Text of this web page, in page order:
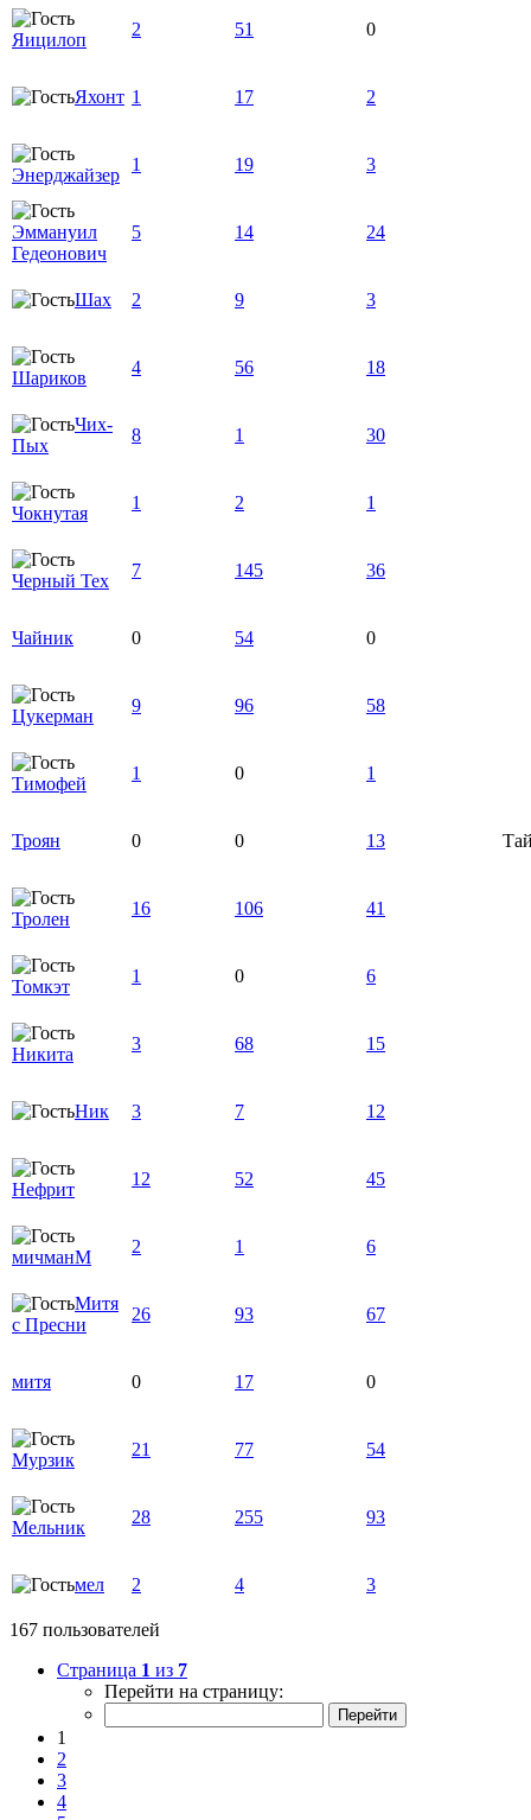
Яицилоп
2 51 0
Яхонт 1 17 2
Энерджайзер
1 19 3
Эммануил
Гедеонович
5 14 24
Шах 2 9 3
Шариков
4 56 18
Чих-
Пых
8 1 30
Чокнутая
1 2 1
Черный Тех
7 145 36
Чайник 0 54 0
Цукерман
9 96 58
Тимофей
1 0 1
Троян 0 0 13
Тролен
16 106 41
Томкэт
1 0 6
Никита
3 68 15
Ник 3 7 12
Нефрит
12 52 45
мичманМ
2 1 6
Митя
с Пресни
26 93 67
митя 0 17 0
Мурзик
21 77 54
Мельник
28 255 93
мел 2 4 3
167 пользователей
Страница 1 из 7
Перейти на страницу:
1
2
3
4